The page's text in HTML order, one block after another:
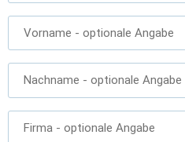
Vorname - optionale Angabe
Nachname - optionale Angabe
Firma - optionale Angabe